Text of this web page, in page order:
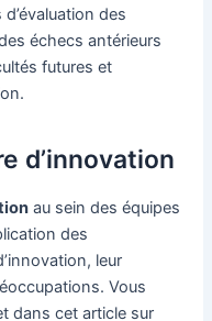
des
échecs antérieurs
futures et
d’innovation
au sein des équipes
des
leur
Vous
dans cet article sur